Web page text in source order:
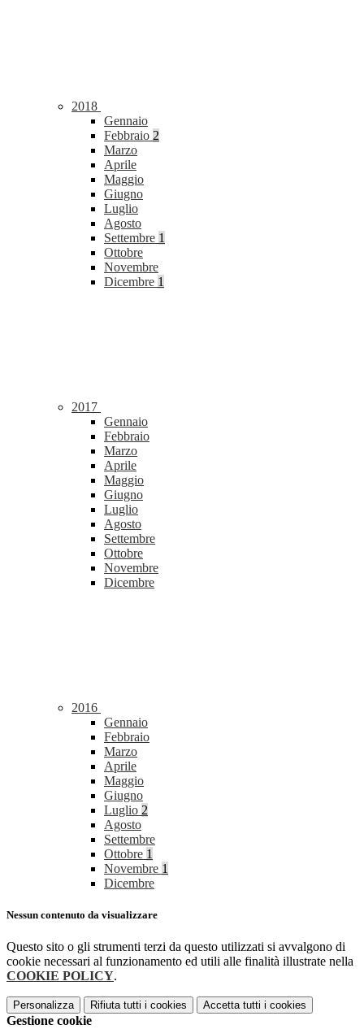
2018
Gennaio
Febbraio 2
Marzo
Aprile
Maggio
Giugno
Luglio
Agosto
Settembre 1
Ottobre
Novembre
Dicembre 1
2017
Gennaio
Febbraio
Marzo
Aprile
Maggio
Giugno
Luglio
Agosto
Settembre
Ottobre
Novembre
Dicembre
2016
Gennaio
Febbraio
Marzo
Aprile
Maggio
Giugno
Luglio 2
Agosto
Settembre
Ottobre 1
Novembre 1
Dicembre
Nessun contenuto da visualizzare
Questo sito o gli strumenti terzi da questo utilizzati si avvalgono di
cookie necessari al funzionamento ed utili alle finalità illustrate nella
COOKIE POLICY.
Personalizza Rifiuta tutti i cookies Accetta tutti i cookies
Gestione cookie